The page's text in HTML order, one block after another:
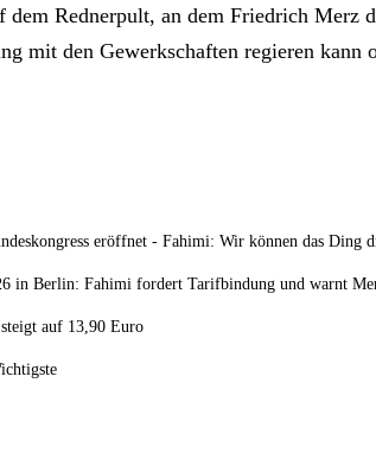
dem Rednerpult, an dem Friedrich Merz
mit den Gewerkschaften regieren kann
eröffnet - Fahimi: Wir können das Ding
in Berlin: Fahimi fordert Tarifbindung und warnt
auf 13,90 Euro